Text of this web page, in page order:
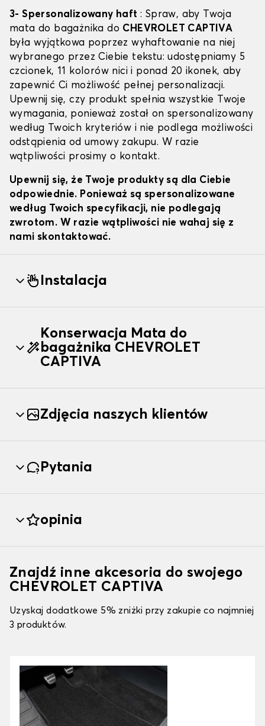
3- Spersonalizowany haft : Spraw, aby Twoja
mata do bagażnika do CHEVROLET CAPTIVA
była wyjątkowa poprzez wyhaftowanie na niej
wybranego przez Ciebie tekstu: udostępniamy 5
czcionek, 11 kolorów nici i ponad 20 ikonek, aby
zapewnić Ci możliwość pełnej personalizacji.
Upewnij się, czy produkt spełnia wszystkie Twoje
wymagania, ponieważ został on spersonalizowany
według Twoich kryteriów i nie podlega możliwości
odstąpienia od umowy zakupu. W razie
wątpliwości prosimy o kontakt.
Upewnij się, że Twoje produkty są dla Ciebie
odpowiednie. Ponieważ są spersonalizowane
według Twoich specyfikacji, nie podlegają
zwrotom. W razie wątpliwości nie wahaj się z
nami skontaktować.
Instalacja
Konserwacja Mata do
bagażnika CHEVROLET
CAPTIVA
Zdjęcia naszych klientów
Pytania
opinia
Znajdź inne akcesoria do swojego
CHEVROLET CAPTIVA
Uzyskaj dodatkowe 5% zniżki przy zakupie co najmniej
3 produktów.